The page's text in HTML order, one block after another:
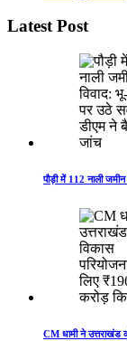
Latest Post
पौड़ी में 112 नाली
CM धामी ने उत्तराखंड